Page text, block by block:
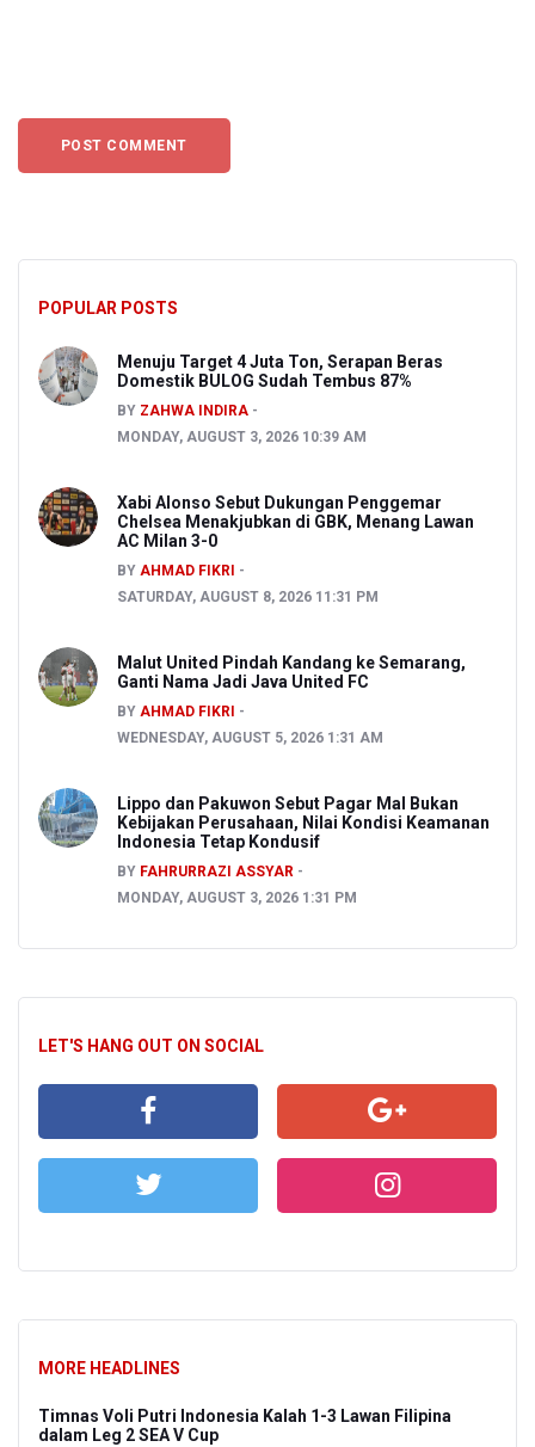
POPULAR POSTS
Menuju Target 4 Juta Ton, Serapan Beras
Domestik BULOG Sudah Tembus 87%
BY ZAHWA INDIRA
MONDAY, AUGUST 3, 2026 10:39 AM
Xabi Alonso Sebut Dukungan Penggemar
Chelsea Menakjubkan di GBK, Menang Lawan
AC Milan 3-0
BY AHMAD FIKRI
SATURDAY, AUGUST 8, 2026 11:31 PM
Malut United Pindah Kandang ke Semarang,
Ganti Nama Jadi Java United FC
BY AHMAD FIKRI
WEDNESDAY, AUGUST 5, 2026 1:31 AM
Lippo dan Pakuwon Sebut Pagar Mal Bukan
Kebijakan Perusahaan, Nilai Kondisi Keamanan
Indonesia Tetap Kondusif
BY FAHRURRAZI ASSYAR
MONDAY, AUGUST 3, 2026 1:31 PM
LET'S HANG OUT ON SOCIAL
MORE HEADLINES
Timnas Voli Putri Indonesia Kalah 1-3 Lawan Filipina
dalam Leg 2 SEA V Cup